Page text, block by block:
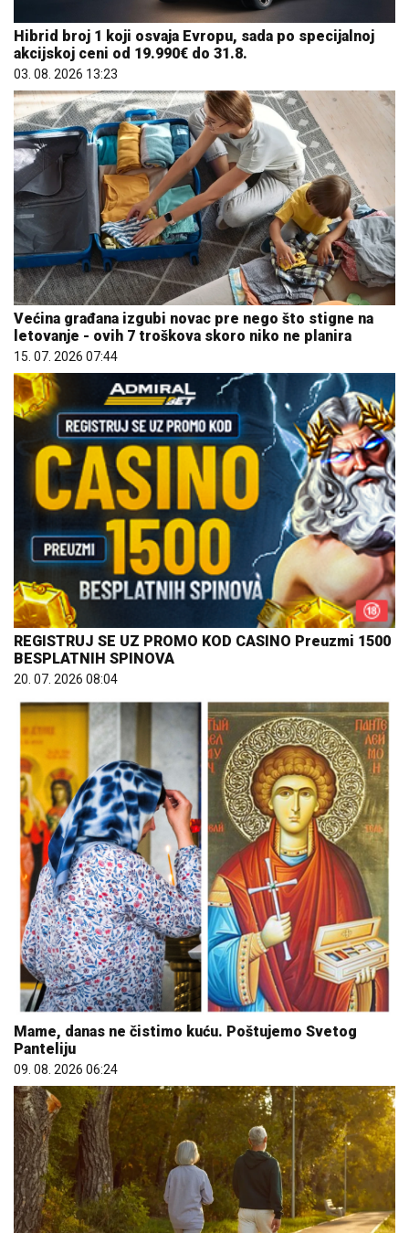
Hibrid broj 1 koji osvaja Evropu, sada po specijalnoj
akcijskoj ceni od 19.990€ do 31.8.
03. 08. 2026 13:23
Većina građana izgubi novac pre nego što stigne na
letovanje - ovih 7 troškova skoro niko ne planira
15. 07. 2026 07:44
REGISTRUJ SE UZ PROMO KOD CASINO Preuzmi 1500
BESPLATNIH SPINOVA
20. 07. 2026 08:04
Mame, danas ne čistimo kuću. Poštujemo Svetog
Panteliju
09. 08. 2026 06:24